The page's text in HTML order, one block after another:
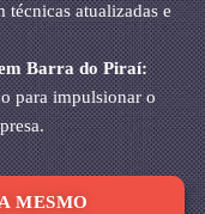
atualizadas e
Barra do Piraí:
para impulsionar o
MESMO